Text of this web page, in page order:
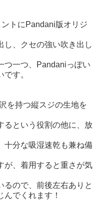
トにPandani版オリジ
し、クセの強い吹き出し
つ一つ、Pandaniっぽい
す。
を持つ縦スジの生地を
るという役割の他に、放
十分な吸湿速乾も兼ね備
が、着用すると重さが気
るので、前後左右ありと
でくれます！